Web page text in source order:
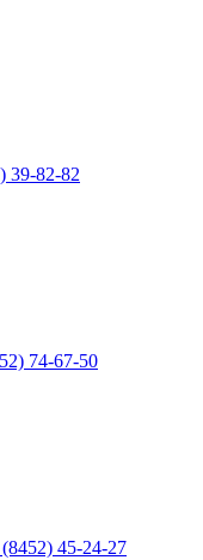
39-82-82
74-67-50
45-24-27